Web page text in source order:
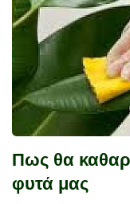
Πως θα
φυτά μας